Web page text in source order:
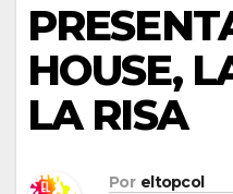
HOUSE,
LA RISA
Por eltopcol